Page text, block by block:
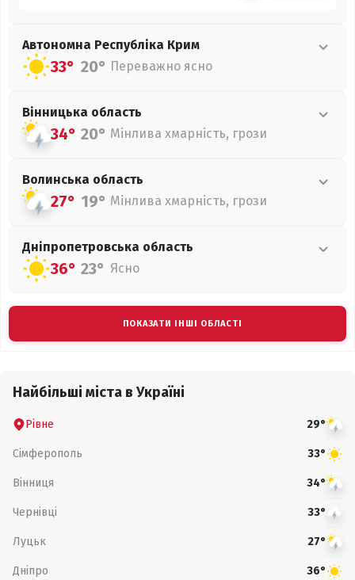
Автономна Республіка Крим
33° 20° Переважно ясно
Вінницька область
34° 20° Мінлива хмарність, грози
Волинська область
27° 19° Мінлива хмарність, грози
Дніпропетровська область
36° 23° Ясно
ПОКАЗАТИ ІНШІ ОБЛАСТІ
Найбільші міста в Україні
Рівне 29°
Сімферополь 33°
Вінниця 34°
Чернівці 33°
Луцьк 27°
Дніпро 36°